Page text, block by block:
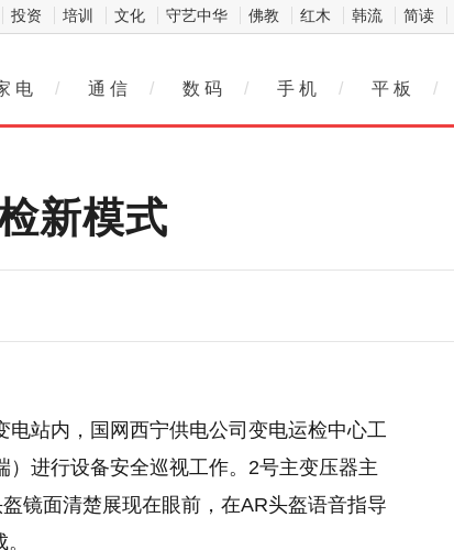
投资 培训 文化 守艺中华 佛教 红木 韩流 简读
电 / 通 信 / 数 码 / 手 机 / 平 板 /
新模式
站内，国网西宁供电公司变电运检中心工
进行设备安全巡视工作。2号主变压器主
镜面清楚展现在眼前，在AR头盔语音指导